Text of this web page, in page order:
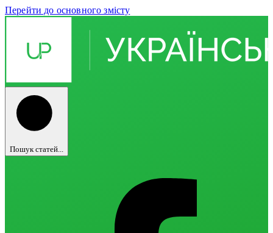
Перейти до основного змісту
Пошук статей...